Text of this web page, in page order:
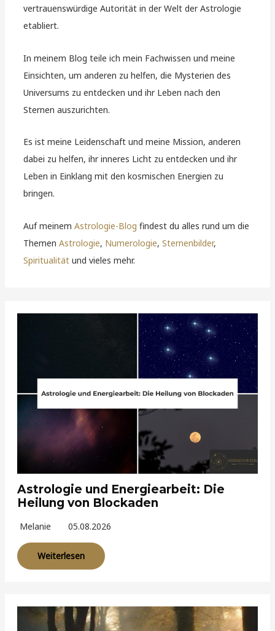
vertrauenswürdige Autorität in der Welt der Astrologie
etabliert.
In meinem Blog teile ich mein Fachwissen und meine
Einsichten, um anderen zu helfen, die Mysterien des
Universums zu entdecken und ihr Leben nach den
Sternen auszurichten.
Es ist meine Leidenschaft und meine Mission, anderen
dabei zu helfen, ihr inneres Licht zu entdecken und ihr
Leben in Einklang mit den kosmischen Energien zu
bringen.
Auf meinemAstrologie-Blog findest du alles rund um die
ThemenAstrologie, Numerologie,Sternenbilder,
Spiritualität und vieles mehr.
Astrologie und Energiearbeit: Die
Heilung von Blockaden
Melanie 05.08.2026
Weiterlesen